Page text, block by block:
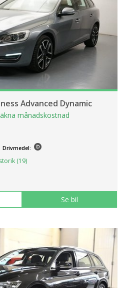
Advanced Dynamic
månadskostnad
Drivmedel:
(19)
Se bil